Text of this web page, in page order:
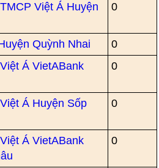
Việt Á Huyện
0
Quỳnh Nhai
0
Á VietABank
0
Á Huyện Sốp
0
Á VietABank
0